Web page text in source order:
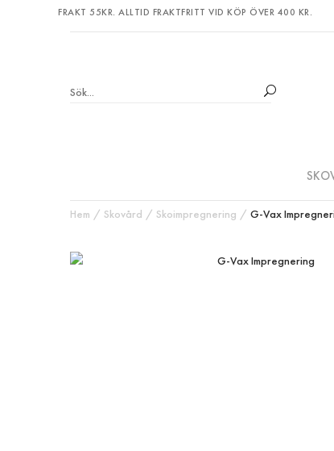
FRAKT 55KR. ALLTID FRAKTFRITT VID KÖP ÖVER 400 KR.
Hem Skovård Skoimpregnering G-Vax